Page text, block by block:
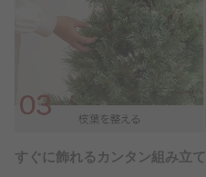
すぐに飾れるカンタン組み立て